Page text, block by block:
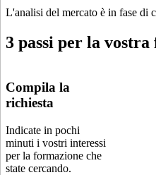
L'analisi del mercato è in fase di
3 passi per la
Compila la
richiesta
Indicate in pochi
minuti i vostri interessi
per la formazione che
state cercando.